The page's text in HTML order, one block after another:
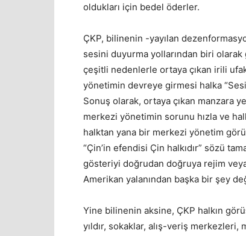
oldukları için bedel öderler.
ÇKP, bilinenin -yayılan
sesini duyurma yollarından biri olarak
çeşitli nedenlerle ortaya çıkan irili
yönetimin devreye girmesi halka
Sonuş olarak, ortaya çıkan manzara
merkezi yönetimin sorunu hızla ve
halktan yana bir merkezi yönetim
“Çin’in efendisi Çin halkıdır” sözü
gösteriyi doğrudan doğruya rejim
Amerikan yalanından başka bir şey
Yine bilinenin aksine, ÇKP halkın
yıldır, sokaklar, alış-veriş